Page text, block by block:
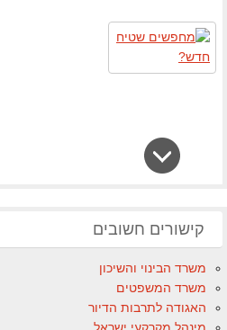
קישורים חשובים
משרד הבינוי והשיכון
משרד המשפטים
האגודה לתרבות הדיור